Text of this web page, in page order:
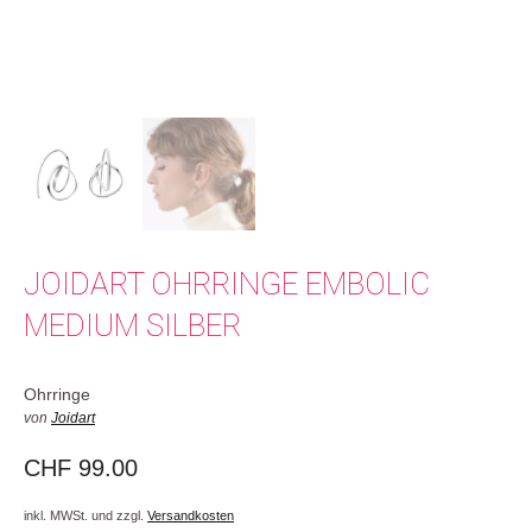
JOIDART OHRRINGE EMBOLIC
MEDIUM SILBER
Ohrringe
von Joidart
CHF 99.00
inkl. MWSt. und zzgl. Versandkosten